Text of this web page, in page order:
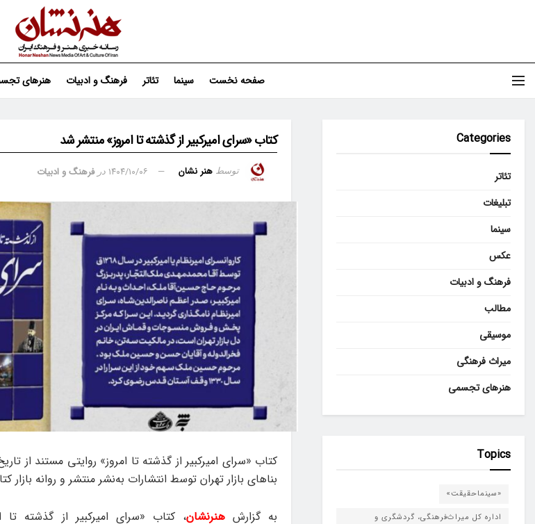
صفحه نخست سینما تئاتر فرهنگ و ادبیات هنرهای
کتاب «سرای امیرکبیر از گذشته تا امروز» منتشر شد
توسط هنر نشان ۱۴۰۴/۱۰/۰۶ در فرهنگ و ادبیات
کتاب «سرای امیرکبیر از گذشته تا امروز» روایتی مستند از
بناهای بازار تهران توسط انتشارات به‌نشر منتشر و روانه بازار
به گزارشهنرنشان، کتاب «سرای امیرکبیر از گذشته
Categories
تئاتر
تبلیغات
سینما
عکس
فرهنگ و ادبیات
مطالب
موسیقی
میراث فرهنگی
هنرهای تجسمی
Topics
«سینماحقیقت»
اداره کل میراث‌فرهنگی، گردشگری و